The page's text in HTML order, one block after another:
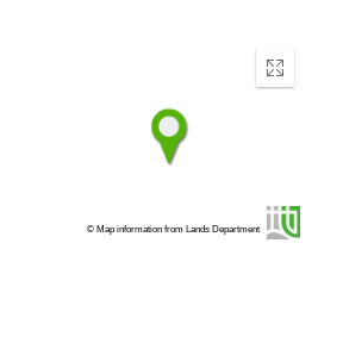
Enter
fullscreen
© Map information from Lands Department